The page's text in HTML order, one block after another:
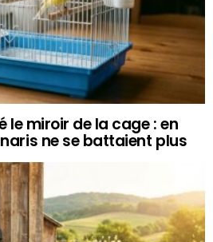
le miroir de la cage : en
ne se battaient plus